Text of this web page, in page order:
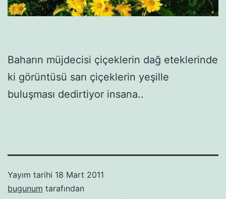
Baharın müjdecisi çiçeklerin dağ eteklerinde
ki görüntüsü sarı çiçeklerin yeşille
buluşması dedirtiyor insana..
Yayım tarihi 18 Mart 2011
bugunum tarafından